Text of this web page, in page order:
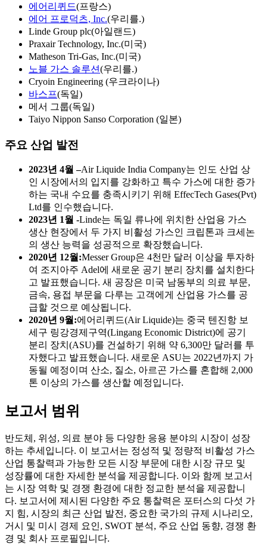
에어리퀴드(프랑스)
에어 프로덕츠, Inc.(우리를.)
Linde Group plc(아일랜드)
Praxair Technology, Inc.(미국)
Matheson Tri-Gas, Inc.(미국)
노블 가스 솔루션(우리를.)
Cryoin Engineering (우크라이나)
바스프(독일)
메서 그룹(독일)
Taiyo Nippon Sanso Corporation (일본)
주요 산업 발전
2023년 4월 –Air Liquide India Company는 인도 산업 상
인 시장에서의 입지를 강화하고 특수 가스에 대한 증가
하는 국내 수요를 충족시키기 위해 EffecTech Gases(Pvt)
Ltd를 인수했습니다.
2023년 1월 -Linde는 독일 류나에 위치한 산업용 가스
생산 현장에서 두 가지 비활성 가스인 크립톤과 크세논
의 생산 능력을 성공적으로 확장했습니다.
2020년 12월:Messer Group은 4천만 달러 이상을 투자하
여 조지아주 Adel에 새로운 공기 분리 장치를 설치한다
고 발표했습니다. 새 공장은 미국 남동부의 의료 부문,
금속, 용접 부문을 다루는 고객에게 산업용 가스를 공
급할 것으로 예상됩니다.
2020년 9월:에어리퀴드(Air Liquide)는 중국 텐진항 보
세구 링강경제구역(Lingang Economic District)에 공기
분리 장치(ASU)를 건설하기 위해 약 6,300만 달러를 투
자했다고 발표했습니다. 새로운 ASU는 2022년까지 가
동될 예정이며 산소, 질소, 아르곤 가스를 혼합해 2,000
톤 이상의 가스를 생산할 예정입니다.
보고서 범위
반도체, 위성, 의료 분야 등 다양한 응용 분야의 시장이 성장
하는 추세입니다. 이 보고서는 정성적 및 정량적 비활성 가스
산업 통찰력과 가능한 모든 시장 부문에 대한 시장 규모 및
성장률에 대한 자세한 분석을 제공합니다. 이와 함께 보고서
는 시장 역학 및 경쟁 환경에 대한 정교한 분석을 제공합니
다. 보고서에 제시된 다양한 주요 통찰력은 포터스의 다섯 가
지 힘, 시장의 최근 산업 발전, 중요한 국가의 규제 시나리오,
거시 및 미시 경제 요인, SWOT 분석, 주요 산업 동향, 경쟁 환
경 및 회사 프로필입니다.